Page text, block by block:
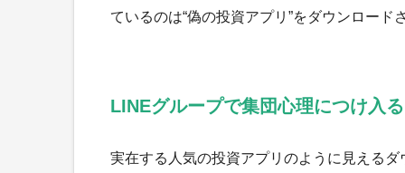
ているのは“偽の投資アプリ”をダウンロー
LINEグループで集団心理につけ入る
実在する人気の投資アプリのように見える